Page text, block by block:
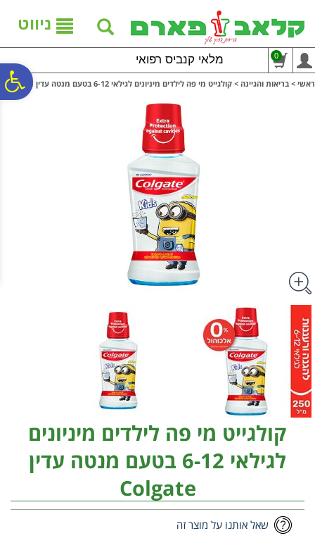
נגישות
אתר
המרכזי
ניווט
מלאי קנביס רפואי 0
ראשי > בריאות והגיינה > קולגייט מי פה לילדים מיניונים לגילאי 6-12 בטעם מנטה עדין Colgate
קולגייט מי פה לילדים מיניונים
לגילאי 6-12 בטעם מנטה עדין
Colgate
שאל אותנו על מוצר זה